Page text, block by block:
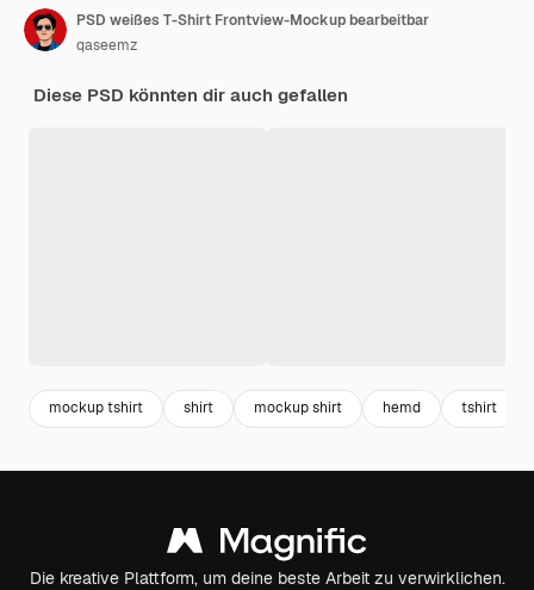
PSD weißes T-Shirt Frontview-Mockup bearbeitbar
qaseemz
Diese PSD könnten dir auch gefallen
mockup tshirt shirt mockup shirt hemd tshirt
Die kreative Plattform, um deine beste Arbeit zu verwirklichen.